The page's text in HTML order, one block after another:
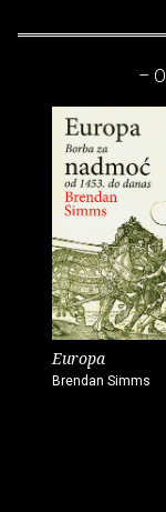
–
Europa
Brendan Simms